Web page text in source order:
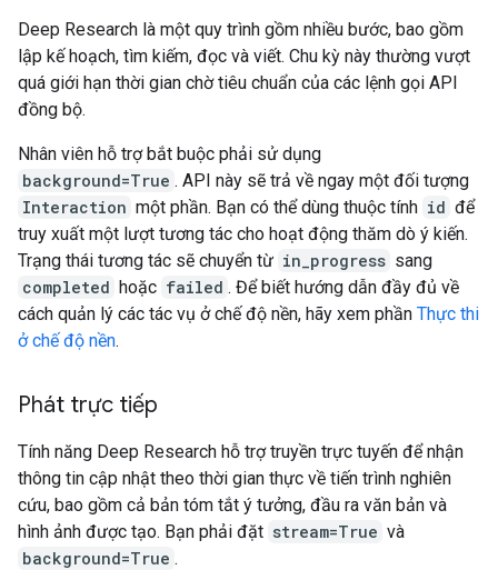
Deep Research là một quy trình gồm nhiều bước, bao gồm
lập kế hoạch, tìm kiếm, đọc và viết. Chu kỳ này thường vượt
quá giới hạn thời gian chờ tiêu chuẩn của các lệnh gọi API
đồng bộ.
Nhân viên hỗ trợ bắt buộc phải sử dụng
background=True . API này sẽ trả về ngay một đối tượng
Interaction một phần. Bạn có thể dùng thuộc tính id để
truy xuất một lượt tương tác cho hoạt động thăm dò ý kiến.
Trạng thái tương tác sẽ chuyển từ in_progress sang
completed hoặc failed . Để biết hướng dẫn đầy đủ về
cách quản lý các tác vụ ở chế độ nền, hãy xem phần Thực thi
ở chế độ nền.
Phát trực tiếp
Tính năng Deep Research hỗ trợ truyền trực tuyến để nhận
thông tin cập nhật theo thời gian thực về tiến trình nghiên
cứu, bao gồm cả bản tóm tắt ý tưởng, đầu ra văn bản và
hình ảnh được tạo. Bạn phải đặt stream=True và
background=True .